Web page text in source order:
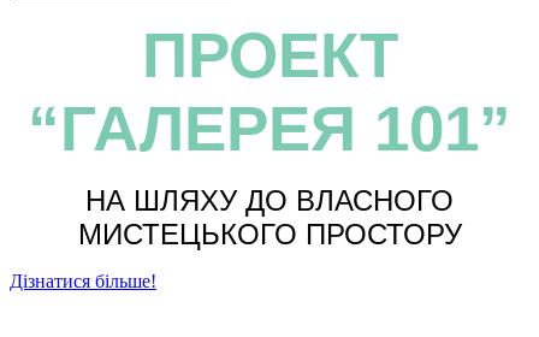
ПРОЕКТ
“ГАЛЕРЕЯ 101”
НА ШЛЯХУ ДО ВЛАСНОГО
МИСТЕЦЬКОГО ПРОСТОРУ
Дізнатися більше!